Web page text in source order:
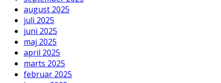
august 2025
juli 2025
juni 2025
maj 2025
april 2025
marts 2025
februar 2025